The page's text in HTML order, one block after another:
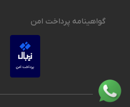
گواهینامه پرداخت امن